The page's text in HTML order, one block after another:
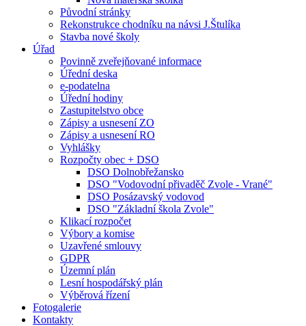
Původní stránky
Rekonstrukce chodníku na návsi J.Štulíka
Stavba nové školy
Úřad
Povinně zveřejňované informace
Úřední deska
e-podatelna
Úřední hodiny
Zastupitelstvo obce
Zápisy a usnesení ZO
Zápisy a usnesení RO
Vyhlášky
Rozpočty obec + DSO
DSO Dolnobřežansko
DSO "Vodovodní přivaděč Zvole - Vrané"
DSO Posázavský vodovod
DSO "Základní škola Zvole"
Klikací rozpočet
Výbory a komise
Uzavřené smlouvy
GDPR
Územní plán
Lesní hospodářský plán
Výběrová řízení
Fotogalerie
Kontakty